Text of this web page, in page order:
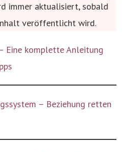
immer aktualisiert, sobald
veröffentlicht wird.
Eine komplette Anleitung
– Beziehung retten